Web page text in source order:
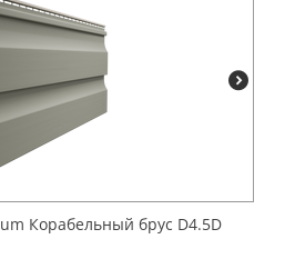
Корабельный брус D4.5D